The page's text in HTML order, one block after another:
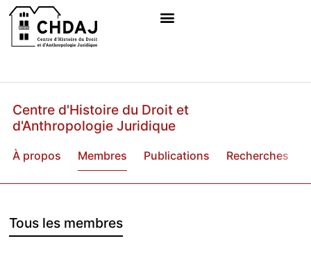
Centre d'Histoire du Droit et
d'Anthropologie Juridique
À propos Membres Publications Recherches
Tous les membres